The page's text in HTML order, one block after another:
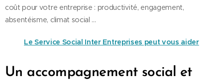
coût pour votre entreprise : productivité, engagement,
absentéisme, climat social ...
Le Service Social Inter Entreprises peut vous aider
Un accompagnement social et